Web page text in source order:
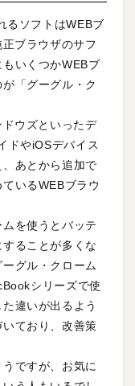
るソフトはWEBブ
ブラウザのサフ
いくつかWEBブ
「グーグル・ク
ウズといったデ
ドやiOSデバイス
あとから追加で
いるWEBブラウ
を使うとバッテ
ることが多くな
グル・クローム
シリーズで使
違いが出るよう
ており、改善策
ですが、お気に